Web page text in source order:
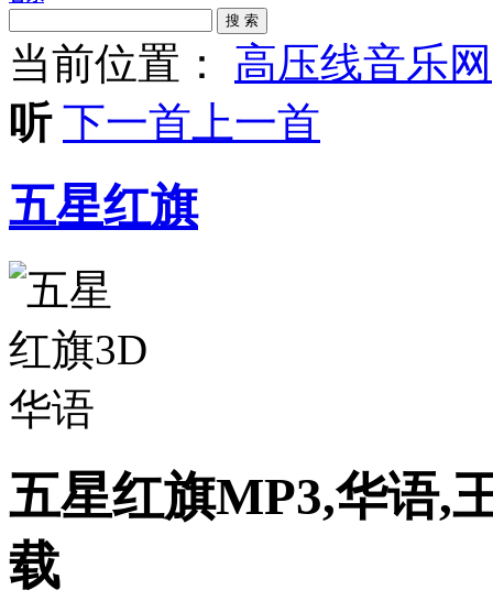
搜 索
当前位置： 高压线音乐网
听 下一首 上一首
五星红旗
五星红旗MP3,华语,
载